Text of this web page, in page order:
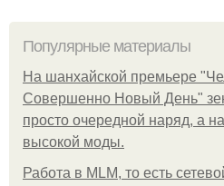
Популярные материалы
На шанхайской премьере
Совершенно Новый День"
просто очередной наряд, а
высокой моды.
Работа в MLM, то есть